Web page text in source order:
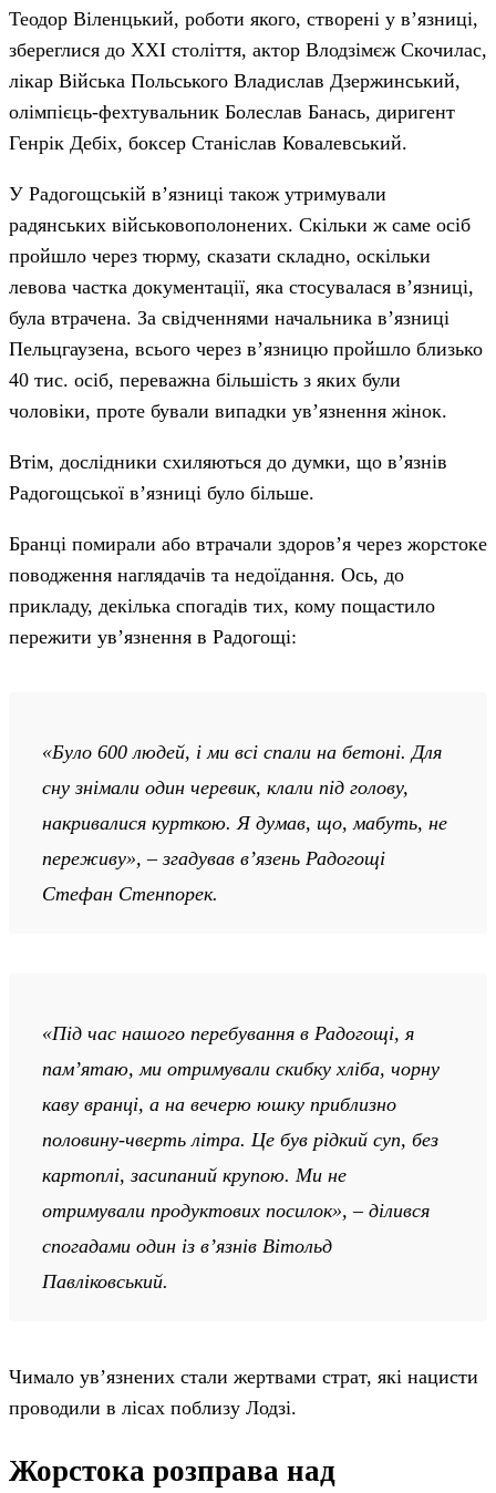
Теодор Віленцький, роботи якого, створені у в’язниці,
збереглися до XXI століття, актор Влодзімєж Скочилас,
лікар Війська Польського Владислав Дзержинський,
олімпієць-фехтувальник Болеслав Банась, диригент
Генрік Дебіх, боксер Станіслав Ковалевський.
У Радогощській в’язниці також утримували
радянських військовополонених. Скільки ж саме осіб
пройшло через тюрму, сказати складно, оскільки
левова частка документації, яка стосувалася в’язниці,
була втрачена. За свідченнями начальника в’язниці
Пельцгаузена, всього через в’язницю пройшло близько
40 тис. осіб, переважна більшість з яких були
чоловіки, проте бували випадки ув’язнення жінок.
Втім, дослідники схиляються до думки, що в’язнів
Радогощської в’язниці було більше.
Бранці помирали або втрачали здоров’я через жорстоке
поводження наглядачів та недоїдання. Ось, до
прикладу, декілька спогадів тих, кому пощастило
пережити ув’язнення в Радогощі:
«Було 600 людей, і ми всі спали на бетоні. Для
сну знімали один черевик, клали під голову,
накривалися курткою. Я думав, що, мабуть, не
переживу», – згадував в’язень Радогощі
Стефан Стенпорек.
«Під час нашого перебування в Радогощі, я
пам’ятаю, ми отримували скибку хліба, чорну
каву вранці, а на вечерю юшку приблизно
половину-чверть літра. Це був рідкий суп, без
картоплі, засипаний крупою. Ми не
отримували продуктових посилок», – ділився
спогадами один із в’язнів Вітольд
Павліковський.
Чимало ув’язнених стали жертвами страт, які нацисти
проводили в лісах поблизу Лодзі.
Жорстока розправа над